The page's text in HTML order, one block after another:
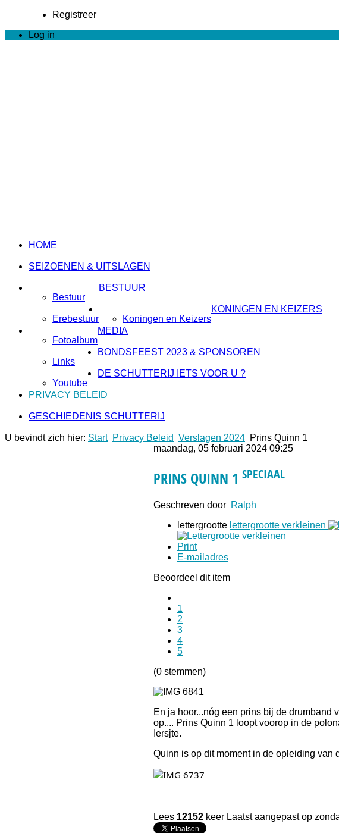
Registreer
Log in
HOME
SEIZOENEN & UITSLAGEN
BESTUUR
Bestuur
Erebestuur
KONINGEN EN KEIZERS
Koningen en Keizers
MEDIA
Fotoalbum
Links
Youtube
BONDSFEEST 2023 & SPONSOREN
DE SCHUTTERIJ IETS VOOR U ?
PRIVACY BELEID
GESCHIEDENIS SCHUTTERIJ
U bevindt zich hier: Start Privacy Beleid Verslagen 2024 Prins Quinn 1
maandag, 05 februari 2024 09:25
PRINS QUINN 1 SPECIAAL
Geschreven door Ralph
lettergrootte lettergrootte verkleinen
Print
E-mailadres
Beoordeel dit item
1
2
3
4
5
(0 stemmen)
En ja hoor...nóg een prins bij de drumband
op.... Prins Quinn 1 loopt voorop in de
Iersjte.
Quinn is op dit moment in de opleiding van
Lees 12152 keer Laatst aangepast op